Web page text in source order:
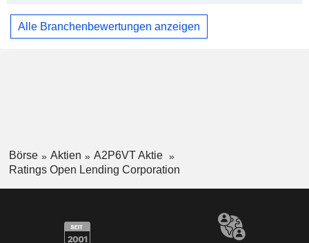
Alle Branchenbewertungen anzeigen
Börse Aktien
A2P6VT Aktie
Ratings Open Lending Corporation